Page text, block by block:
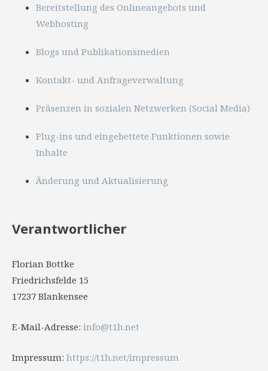
Bereitstellung des Onlineangebots und
Webhosting
Blogs und Publikationsmedien
Kontakt- und Anfrageverwaltung
Präsenzen in sozialen Netzwerken (Social Media)
Plug-ins und eingebettete Funktionen sowie
Inhalte
Änderung und Aktualisierung
Verantwortlicher
Florian Bottke
Friedrichsfelde 15
17237 Blankensee
E-Mail-Adresse: info@t1h.net
Impressum: https://t1h.net/impressum